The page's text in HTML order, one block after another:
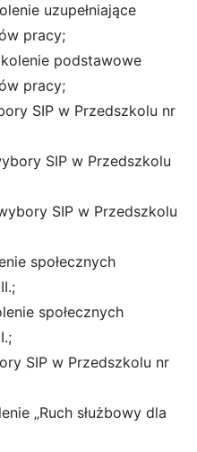
uzupełniające
pracy;
podstawowe
pracy;
SIP w Przedszkolu nr
SIP w Przedszkolu
SIP w Przedszkolu
społecznych
społecznych
SIP w Przedszkolu nr
„Ruch służbowy dla